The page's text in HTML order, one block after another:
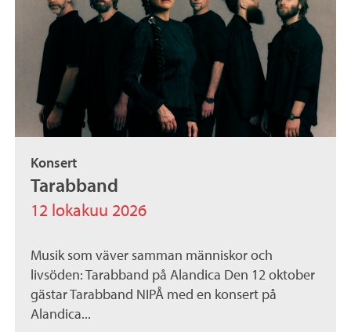
Konsert
Tarabband
12 lokakuu 2026
Musik som väver samman människor och
livsöden: Tarabband på Alandica Den 12 oktober
gästar Tarabband NIPÅ med en konsert på
Alandica...